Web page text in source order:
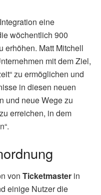
eine
wöchentlich 900
erhöhen. Matt Mitchell
mit dem Ziel,
zu ermöglichen und
in diesen neuen
und neue Wege zu
erreichen, in dem
von Ticketmaster in
einige Nutzer die